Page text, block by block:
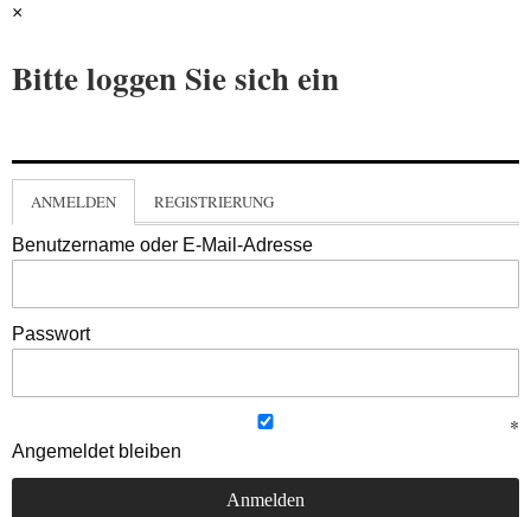
×
Bitte loggen Sie sich ein
ANMELDEN REGISTRIERUNG
Benutzername oder E-Mail-Adresse
Passwort
Angemeldet bleiben